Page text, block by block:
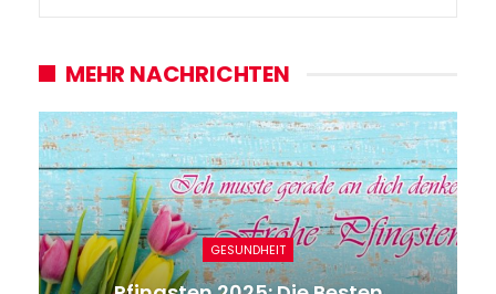
MEHR NACHRICHTEN
GESUNDHEIT